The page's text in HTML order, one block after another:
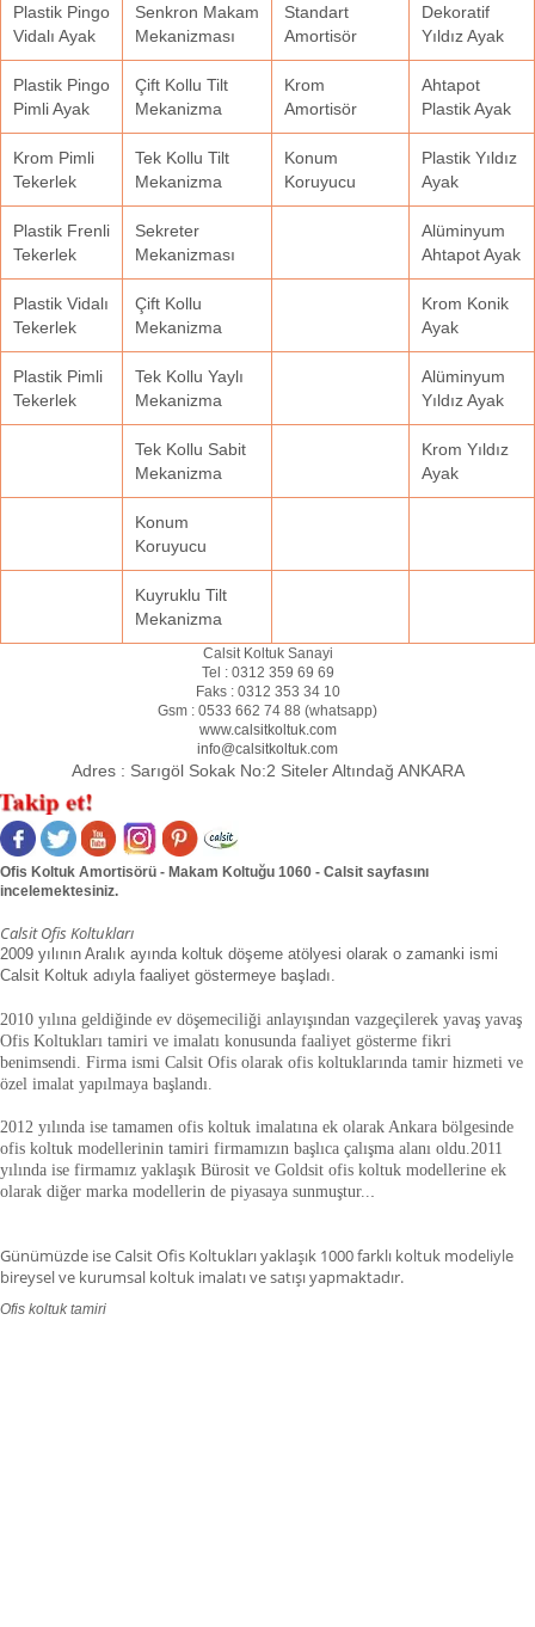
Plastik Pingo
Vidalı Ayak
Senkron Makam
Mekanizması
Standart
Amortisör
Dekoratif
Yıldız Ayak
Plastik Pingo
Pimli Ayak
Çift Kollu Tilt
Mekanizma
Krom
Amortisör
Ahtapot
Plastik Ayak
Krom Pimli
Tekerlek
Tek Kollu Tilt
Mekanizma
Konum
Koruyucu
Plastik Yıldız
Ayak
Plastik Frenli
Tekerlek
Sekreter
Mekanizması
Alüminyum
Ahtapot Ayak
Plastik Vidalı
Tekerlek
Çift Kollu
Mekanizma
Krom Konik
Ayak
Plastik Pimli
Tekerlek
Tek Kollu Yaylı
Mekanizma
Alüminyum
Yıldız Ayak
Tek Kollu Sabit
Mekanizma
Krom Yıldız
Ayak
Konum
Koruyucu
Kuyruklu Tilt
Mekanizma
Calsit Koltuk Sanayi
Tel : 0312 359 69 69
Faks : 0312 353 34 10
Gsm : 0533 662 74 88 (whatsapp)
www.calsitkoltuk.com
info@calsitkoltuk.com
Adres : Sarıgöl Sokak No:2 Siteler Altındağ ANKARA
Ofis Koltuk Amortisörü - Makam Koltuğu 1060 - Calsit sayfasını
incelemektesiniz.
Calsit Ofis Koltukları
2009 yılının Aralık ayında koltuk döşeme atölyesi olarak o zamanki ismi
Calsit Koltuk adıyla faaliyet göstermeye başladı.
2010 yılına geldiğinde ev döşemeciliği anlayışından vazgeçilerek yavaş yavaş
Ofis Koltukları tamiri ve imalatı konusunda faaliyet gösterme fikri
benimsendi. Firma ismi Calsit Ofis olarak ofis koltuklarında tamir hizmeti ve
özel imalat yapılmaya başlandı.
2012 yılında ise tamamen ofis koltuk imalatına ek olarak Ankara bölgesinde
ofis koltuk modellerinin tamiri firmamızın başlıca çalışma alanı oldu. 2011
yılında ise firmamız yaklaşık Bürosit ve Goldsit ofis koltuk modellerine ek
olarak diğer marka modellerin de piyasaya sunmuştur.
Günümüzde ise Calsit Ofis Koltukları yaklaşık 1000 farklı koltuk modeliyle
bireysel ve kurumsal koltuk imalatı ve satışı yapmaktadır.
Ofis koltuk tamiri